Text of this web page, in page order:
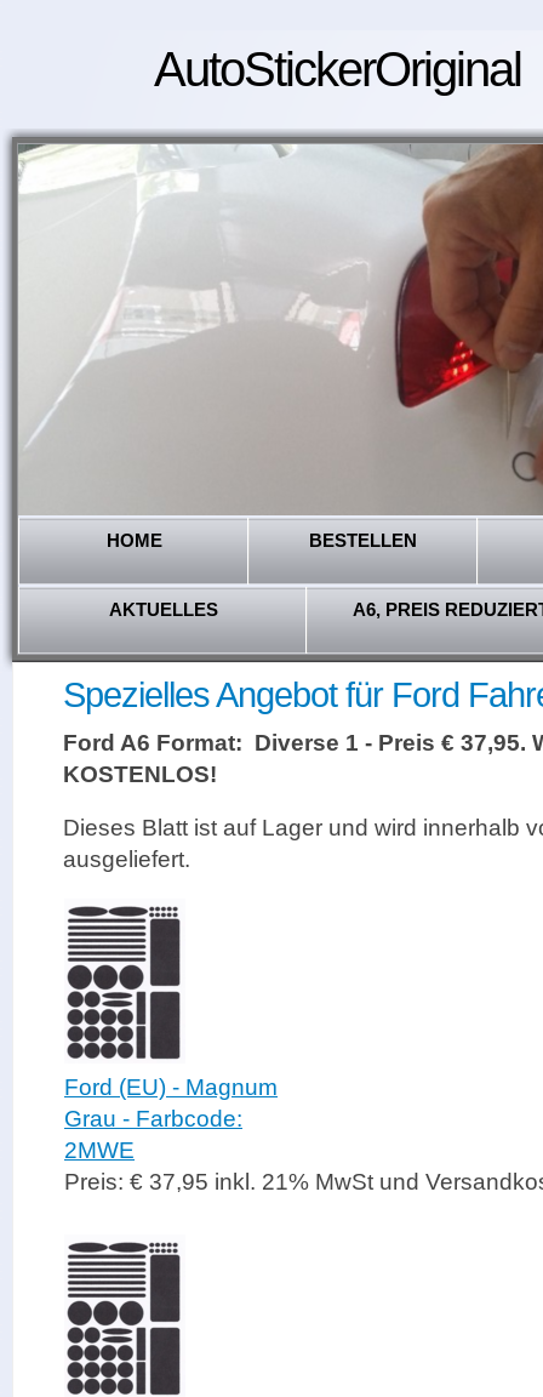
AutoStickerOriginal
HOME BESTELLEN
AKTUELLES A6, PREIS
Spezielles Angebot für Ford
Ford A6 Format: Diverse 1 - Preis € 37,95.
KOSTENLOS!
Dieses Blatt ist auf Lager und wird innerhalb
ausgeliefert.
Ford (EU) - Magnum
Grau - Farbcode:
2MWE
Preis: € 37,95 inkl. 21% MwSt und